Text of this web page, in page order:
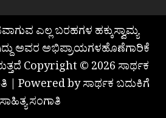
ಎಲ್ಲ ಬರಹಗಳ ಹಕ್ಕುಸ್ವಾಮ್ಯ
ಅವರ ಅಭಿಪ್ರಾಯಗಳಹೊಣೆಗಾರಿಕೆ
Copyright © 2026 ಸಾರ್ಥಕ
| Powered by ಸಾರ್ಥಕ ಬದುಕಿಗೆ
ಸಾಹಿತ್ಯ ಸಂಗಾತಿ